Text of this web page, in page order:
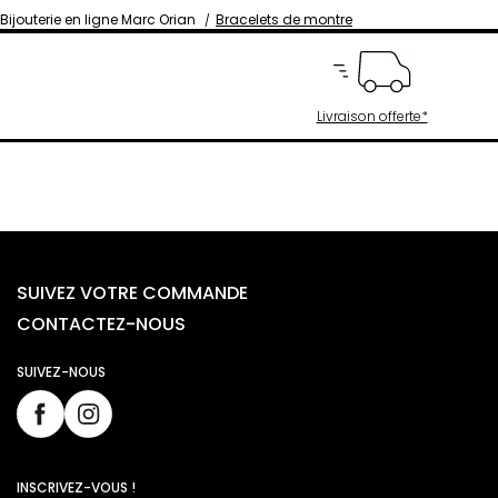
Bijouterie en ligne Marc Orian Bracelets de montre
Livraison offerte*
SUIVEZ VOTRE COMMANDE
CONTACTEZ-NOUS
SUIVEZ-NOUS
INSCRIVEZ-VOUS !